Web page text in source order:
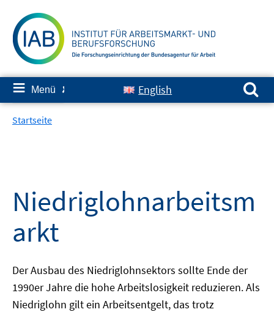
zum
Inhalt
≡ Menü ✘ English
Suchen nach:
Startseite
Niedriglohnarbeitsm
arkt
Der Ausbau des Niedriglohnsektors sollte Ende der
1990er Jahre die hohe Arbeitslosigkeit reduzieren. Als
Niedriglohn gilt ein Arbeitsentgelt, das trotz